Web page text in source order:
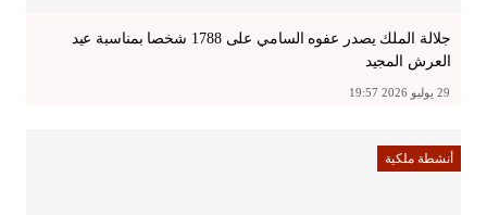
جلالة الملك يصدر عفوه السامي على 1788 شخصا بمناسبة عيد
العرش المجيد
29 يوليو 2026 19:57
أنشطة ملكية